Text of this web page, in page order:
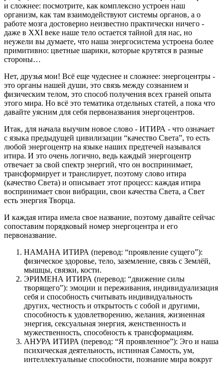
и сложнее: посмотрите, как комплексно устроен наш
организм, как там взаимодействуют системы органов, а о
работе мозга достоверно неизвестно практически ничего -
даже в XXI веке наше тело остается тайной для нас, но
неужели вы думаете, что наша энергосистема устроена более
примитивно: цветные шарики, которые крутятся в разные
стороны…
Нет, друзья мои! Всё еще чудеснее и сложнее: энергоцентры -
это органы нашей души, это связь между сознанием и
физическим телом, это способ получения всех граней опыта
этого мира. Но всё это тематика отдельных статей, а пока что
давайте уясним для себя первоназвания энергоцентров.
Итак, для начала выучим новое слово - ИТИРА - что означает
с языка предыдущей цивилизации “качество Света”, то есть
любой энергоцентр на языке наших предтечей назывался
итира. И это очень логично, ведь каждый энергоцентр
отвечает за свой спектр энергий, что он воспринимает,
трансформирует и транслирует, поэтому слово итира
(качество Света) и описывает этот процесс: каждая итира
воспринимает свои вибрации, свои качества Света, а Свет
есть энергия Творца.
И каждая итира имела свое название, поэтому давайте сейчас
сопоставим порядковый номер энергоцентра и его
первоназвание.
НАМАНА ИТИРА (перевод: “проявление сущего”):
физическое здоровье, тело, заземление, связь с Землёй,
мышцы, связки, кости.
ЭРИМЕНА ИТИРА (перевод: “движение силы
творящего”): эмоции и переживания, индивидуализация
себя и способность считывать индивидуальность
других, честность и открытость с собой и другими,
способность к удовлетворению, желания, жизненная
энергия, сексуальная энергия, женственность и
мужественность, способность к трансформациям.
АНУРА ИТИРА (перевод: “Я проявленное”): Эго и наша
психическая деятельность, истинная Самость, ум,
интеллектуальные способности, познание мира вокруг